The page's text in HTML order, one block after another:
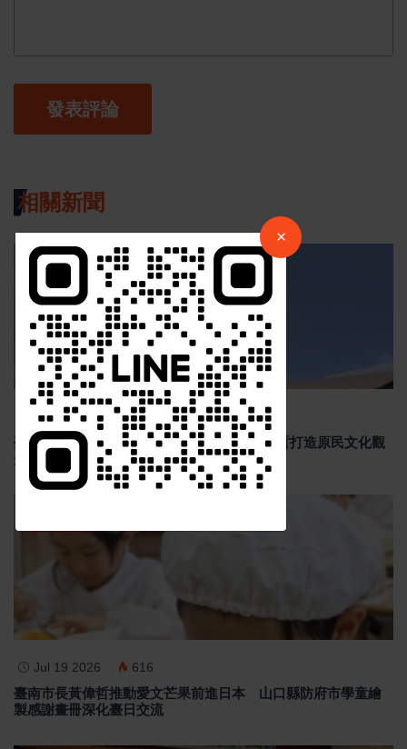
發表評論
相關新聞
最新消息
Jul 28 2026 667
臺南安平Tabe札哈木樂原8月1日開幕 黃偉哲打造原民文化觀
光新據點
Jul 19 2026 616
臺南市長黃偉哲推動愛文芒果前進日本 山口縣防府市學童繪
製感謝畫冊深化臺日交流
請加入LINE好友連結
中 華 超 傳 媒
Https://reurl.cc/adqW77
訂閱
×